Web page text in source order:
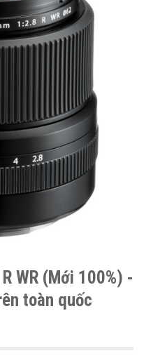
WR (Mới 100%) -
toàn quốc